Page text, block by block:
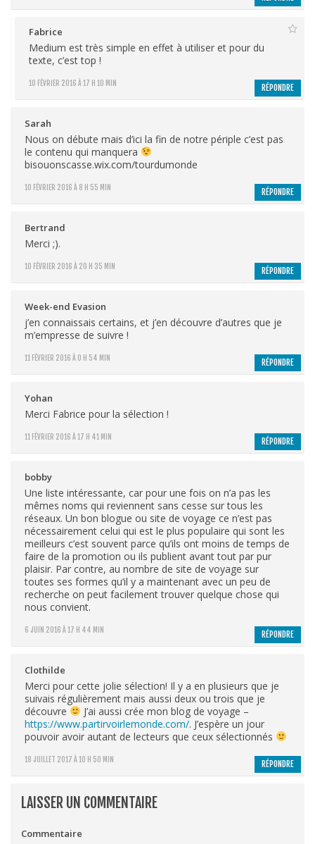
Fabrice
10 FÉVRIER 2016 À 17 H 10 MIN
Medium est très simple en effet à utiliser et pour du
texte, c’est top !
RÉPONDRE
Sarah
10 FÉVRIER 2016 À 8 H 55 MIN
Nous on débute mais d’ici la fin de notre périple c’est pas
le contenu qui manquera
bisouonscasse.wix.com/tourdumonde
RÉPONDRE
Bertrand
10 FÉVRIER 2016 À 20 H 35 MIN
Merci ;).
RÉPONDRE
Week-end Evasion
11 FÉVRIER 2016 À 0 H 54 MIN
j’en connaissais certains, et j’en découvre d’autres que je
m’empresse de suivre !
RÉPONDRE
Yohan
11 FÉVRIER 2016 À 17 H 41 MIN
Merci Fabrice pour la sélection !
RÉPONDRE
bobby
6 JUIN 2016 À 17 H 44 MIN
Une liste intéressante, car pour une fois on n’a pas les
mêmes noms qui reviennent sans cesse sur tous les
réseaux. Un bon blogue ou site de voyage ce n’est pas
nécessairement celui qui est le plus populaire qui sont les
meilleurs c’est souvent parce qu’ils ont moins de temps de
faire de la promotion ou ils publient avant tout par pur
plaisir. Par contre, au nombre de site de voyage sur
toutes ses formes qu’il y a maintenant avec un peu de
recherche on peut facilement trouver quelque chose qui
nous convient.
RÉPONDRE
Clothilde
18 JUILLET 2017 À 10 H 50 MIN
Merci pour cette jolie sélection! Il y a en plusieurs que je
suivais régulièrement mais aussi deux ou trois que je
découvre
J’ai aussi crée mon blog de voyage –
https://www.partirvoirlemonde.com/. J’espère un jour
pouvoir avoir autant de lecteurs que ceux sélectionnés
RÉPONDRE
LAISSER UN COMMENTAIRE
Commentaire